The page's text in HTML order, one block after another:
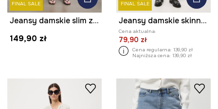
FINAL SALE
Jeansy damskie slim z efektem sprania kolor niebieski
149,90 zł
FINAL SALE
Jeansy damskie skinny z efektem sprania
Cena aktualna:
79,90 zł
Cena regularna: 139,90 zł
Najniższa cena: 139,90 zł